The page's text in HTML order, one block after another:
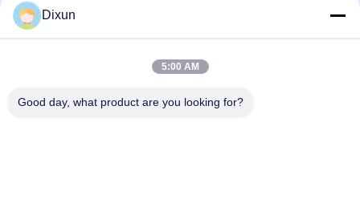
Aeroporto Recinzione filo di diametro 3,7 mm maglia 50 * 200
mm Wire Mesh Saldatura macchina
Dimensione del foro 150*150mm Rebar 4-10mm Highway
Dixun
5:00 AM
Good day, what product are you looking for?